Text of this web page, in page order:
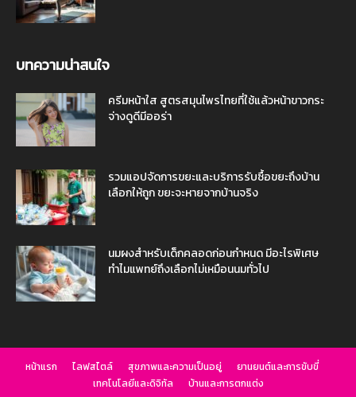
บทความน่าสนใจ
ครีมหน้าใส สูตรสมุนไพรไทยที่ใช้แล้วหน้าขาวกระ
จ่างดูดีมีออร่า
รวมแอปจัดการขยะและบริการรับซื้อขยะถึงบ้าน
เลือกให้ถูก ขยะจะหายจากบ้านจริง
นมผงสำหรับเด็กคลอดก่อนกำหนด มีอะไรพิเศษ
ทำไมแพทย์ถึงเลือกไม่เหมือนนมทั่วไป
หน้าแรก ไลฟสไตล์ สุขภาพและความเป็นอยู่
ยานยนต์และการขับขี่
เทคโนโลยีและดิจิทัล
บ้านและการตกแต่ง